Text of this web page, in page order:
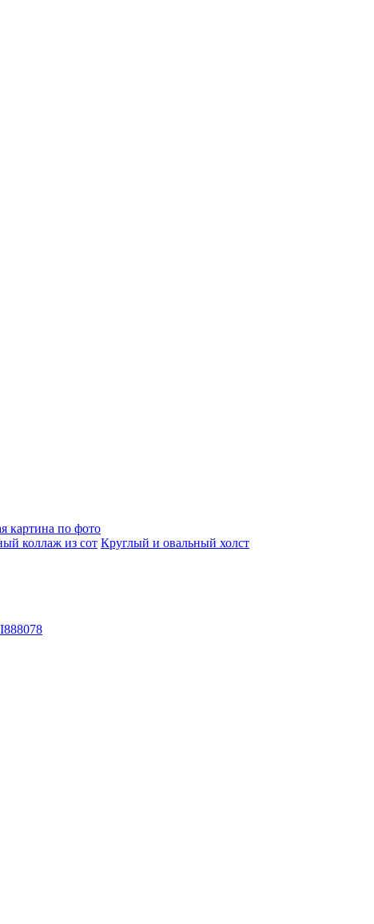
картина по фото
коллаж из сот Круглый и овальный холст